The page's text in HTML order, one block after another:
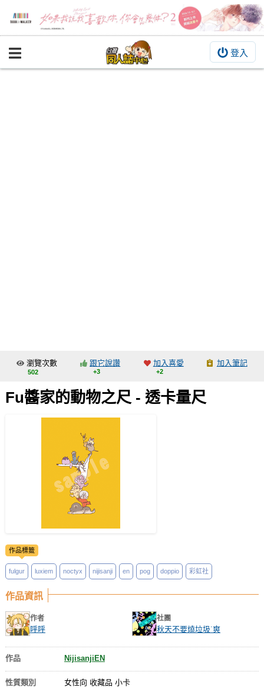
登入
BOOKY書集倉庫
交流中心
攤位轉讓區
註冊會員
登入
瀏覽次數
502
跟它說讚
+3
加入喜愛
+2
加入筆記
Fu醬家的動物之尺 - 透卡量尺
作品標籤
fulgur luxiem noctyx nijisanji en pog doppio 彩虹社
作品資訊
作者
呼呼
社團
秋天不要燒垃圾˙爽
作品 NijisanjiEN
性質類別 女性向 收藏品 小卡